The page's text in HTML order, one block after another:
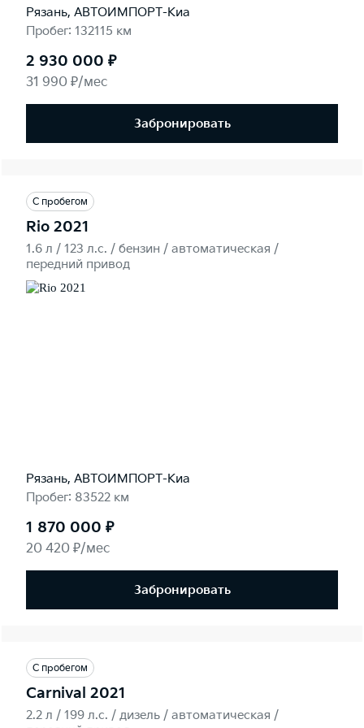
Рязань, АВТОИМПОРТ-Киа
Пробег: 132115 км
2 930 000 ₽
31 990 ₽/мес
Забронировать
С пробегом
Rio 2021
1.6 л / 123 л.c. / бензин / автоматическая /
передний привод
Рязань, АВТОИМПОРТ-Киа
Пробег: 83522 км
1 870 000 ₽
20 420 ₽/мес
Забронировать
С пробегом
Carnival 2021
2.2 л / 199 л.c. / дизель / автоматическая /